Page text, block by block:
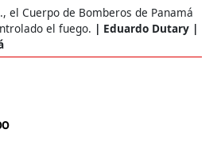
el Cuerpo de Bomberos de Panamá
el fuego.
Eduardo Dutary |